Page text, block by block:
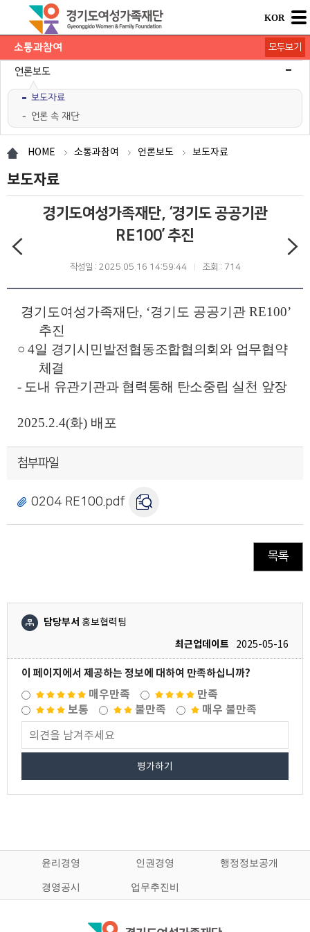
KOR
소통과참여
공지사항
채용공고
모집/행사
카드뉴스
언론보도
보도자료
언론 속 재단
도민의 의견
재단 간행물
모두보기
HOME 소통과참여 언론보도 보도자료
보도자료
경기도여성가족재단, ‘경기도 공공기관
RE100’ 추진
작성일 : 2025.05.16 14:59:44 조회 : 714
경기도여성가족재단, ‘경기도 공공기관 RE100’
추진
○4일 경기시민발전협동조합협의회와 업무협약
체결
- 도내 유관기관과 협력통해 탄소중립 실천 앞장
2025.2.4(화) 배포
첨부파일
0204 RE100.pdf
목록
담당부서 홍보협력팀
최근업데이트
2025-05-16
이 페이지에서 제공하는 정보에 대하여 만족하십니까?
매우만족
만족
보통
불만족 매우 불만족
평가하기
윤리경영 인권경영 행정정보공개
경영공시 업무추진비